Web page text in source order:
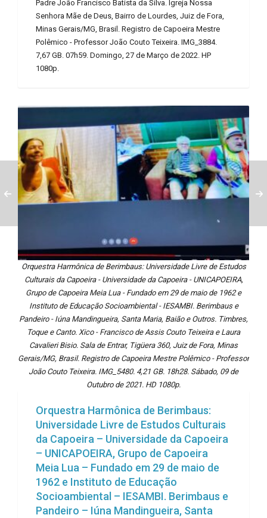
Padre João Francisco Batista da Silva. Igreja Nossa
Senhora Mãe de Deus, Bairro de Lourdes, Juiz de Fora,
Minas Gerais/MG, Brasil. Registro de Capoeira Mestre
Polêmico - Professor João Couto Teixeira. IMG_3884.
7,67 GB. 07h59. Domingo, 27 de Março de 2022. HP
1080p.
Orquestra Harmônica de Berimbaus: Universidade Livre de Estudos
Culturais da Capoeira - Universidade da Capoeira - UNICAPOEIRA,
Grupo de Capoeira Meia Lua - Fundado em 29 de maio de 1962 e
Instituto de Educação Socioambiental - IESAMBI. Berimbaus e
Pandeiro - Iúna Mandingueira, Santa Maria, Baião e Outros. Timbres,
Toque e Canto. Xico - Francisco de Assis Couto Teixeira e Laura
Cavalieri Bisio. Sala de Entrar, Tigüera 360, Juiz de Fora, Minas
Gerais/MG, Brasil. Registro de Capoeira Mestre Polêmico - Professor
João Couto Teixeira. IMG_5480. 4,21 GB. 18h28. Sábado, 09 de
Outubro de 2021. HD 1080p.
Orquestra Harmônica de Berimbaus:
Universidade Livre de Estudos Culturais
da Capoeira – Universidade da Capoeira
– UNICAPOEIRA, Grupo de Capoeira
Meia Lua – Fundado em 29 de maio de
1962 e Instituto de Educação
Socioambiental – IESAMBI. Berimbaus e
Pandeiro – Iúna Mandingueira, Santa